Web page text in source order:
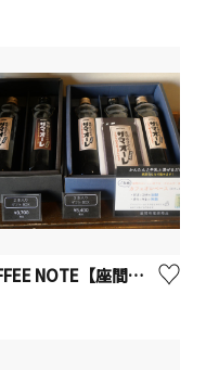
COFFEE NOTE【座間市】